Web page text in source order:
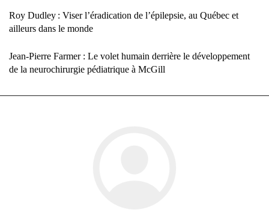
Roy Dudley : Viser l’éradication de l’épilepsie, au Québec et
ailleurs dans le monde
Jean-Pierre Farmer : Le volet humain derrière le développement
de la neurochirurgie pédiatrique à McGill